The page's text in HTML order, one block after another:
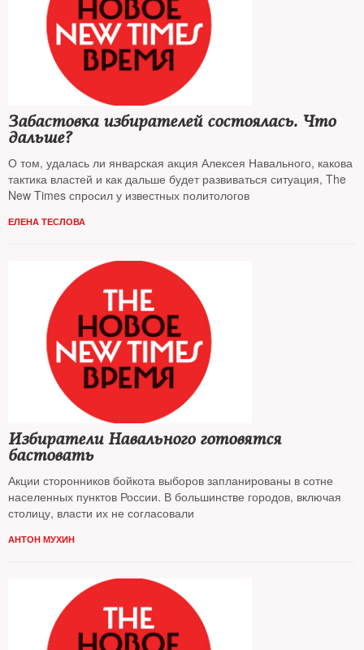
Забастовка избирателей состоялась. Что
дальше?
О том, удалась ли январская акция Алексея Навального, какова
тактика властей и как дальше будет развиваться ситуация, The
New Times спросил у известных политологов
ЕЛЕНА ТЕСЛОВА
Избиратели Навального готовятся
бастовать
Акции сторонников бойкота выборов запланированы в сотне
населенных пунктов России. В большинстве городов, включая
столицу, власти их не согласовали
АНТОН МУХИН